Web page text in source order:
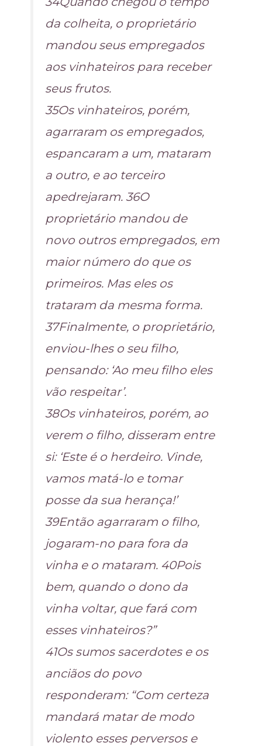
da colheita, o proprietário
mandou seus empregados
aos vinhateiros para receber
seus frutos.
35Os vinhateiros, porém,
agarraram os empregados,
espancaram a um, mataram
a outro, e ao terceiro
apedrejaram. 36O
proprietário mandou de
novo outros empregados, em
maior número do que os
primeiros. Mas eles os
trataram da mesma forma.
37Finalmente, o proprietário,
enviou-lhes o seu filho,
pensando: ‘Ao meu filho eles
vão respeitar’.
38Os vinhateiros, porém, ao
verem o filho, disseram entre
si: ‘Este é o herdeiro. Vinde,
vamos matá-lo e tomar
posse da sua herança!’
39Então agarraram o filho,
jogaram-no para fora da
vinha e o mataram. 40Pois
bem, quando o dono da
vinha voltar, que fará com
esses vinhateiros?”
41Os sumos sacerdotes e os
anciãos do povo
responderam: “Com certeza
mandará matar de modo
violento esses perversos e